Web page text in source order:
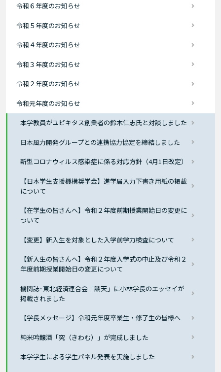
令和６年度のお知らせ
令和５年度のお知らせ
令和４年度のお知らせ
令和３年度のお知らせ
令和２年度のお知らせ
令和元年度のお知らせ
本学教員がユビキタス創業者の鈴木仁志氏と対談しました
日本風力開発グループとの連携協力協定を締結しました
新型コロナウィルス感染症に係る対応方針（4月1日改定）
【日本学生支援機構奨学金】進学届入力下書き用紙の掲載
について
【在学生の皆さんへ】令和２年度前期授業開始日の変更に
ついて
【変更】新入生を対象とした入学前学力検査について
【新入生の皆さんへ】令和２年度入学式の中止及び令和２
年度前期授業開始日の変更について
機関誌･東北経済連合会「談天」に小林学長のエッセイが
掲載されました
【学長メッセージ】令和元年度卒業生・修了生の皆様へ
純米吟醸酒「究（きわむ）」が完成しました
本学学生による学生パネル発表を実施しました